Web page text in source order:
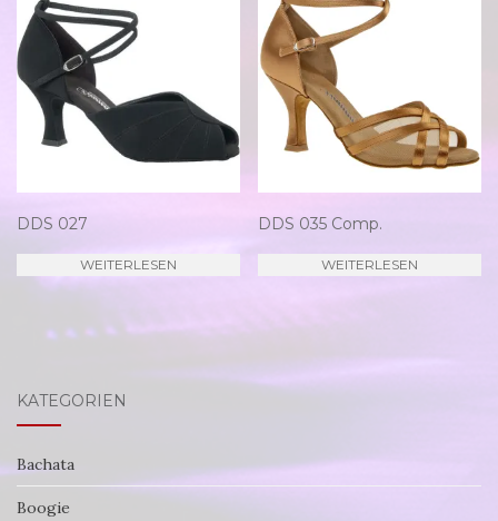
DDS 027
WEITERLESEN
DDS 035 Comp.
WEITERLESEN
KATEGORIEN
Bachata
Boogie